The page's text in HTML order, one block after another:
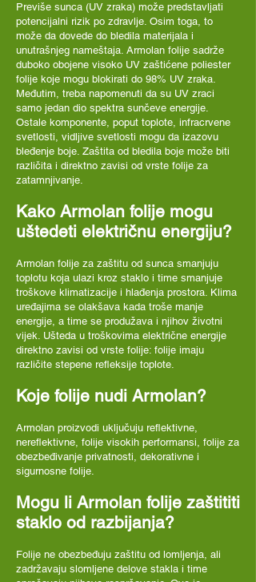
Previše sunca (UV zraka) može predstavljati
potencijalni rizik po zdravlje. Osim toga, to
može da dovede do bledila materijala i
unutrašnjeg nameštaja. Armolan folije sadrže
duboko obojene visoko UV zaštićene poliester
folije koje mogu blokirati do 98% UV zraka.
Međutim, treba napomenuti da su UV zraci
samo jedan dio spektra sunčeve energije.
Ostale komponente, poput toplote, infracrvene
svetlosti, vidljive svetlosti mogu da izazovu
bleđenje boje. Zaštita od bledila boje može biti
različita i direktno zavisi od vrste folije za
zatamnjivanje.
Kako Armolan folije mogu
uštedeti električnu energiju?
Armolan folije za zaštitu od sunca smanjuju
toplotu koja ulazi kroz staklo i time smanjuje
troškove klimatizacije i hlađenja prostora. Klima
uređajima se olakšava kada troše manje
energije, a time se produžava i njihov životni
vijek. Ušteda u troškovima električne energije
direktno zavisi od vrste folije: folije imaju
različite stepene refleksije toplote.
Koje folije nudi Armolan?
Armolan proizvodi uključuju reflektivne,
nereflektivne, folije visokih performansi, folije za
obezbeđivanje privatnosti, dekorativne i
sigurnosne folije.
Mogu li Armolan folije zaštititi
staklo od razbijanja?
Folije ne obezbeđuju zaštitu od lomljenja, ali
zadržavaju slomljene delove stakla i time